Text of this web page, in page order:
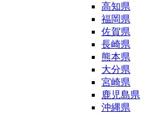
高知県
福岡県
佐賀県
長崎県
熊本県
大分県
宮崎県
鹿児島県
沖縄県